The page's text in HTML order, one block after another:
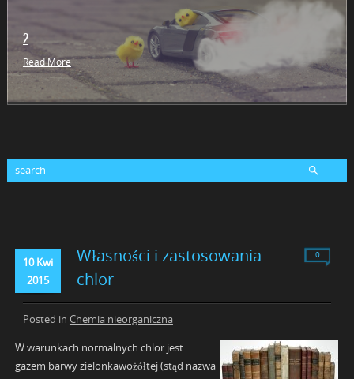
2
Read More
10 Kwi
2015
Własności i zastosowania –
chlor
0
Posted in Chemia nieorganiczna
W warunkach normalnych chlor jest
gazem barwy zielonkawożółtej (stąd nazwa